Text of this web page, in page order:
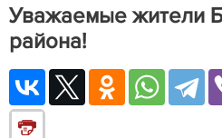
Уважаемые жители
района!